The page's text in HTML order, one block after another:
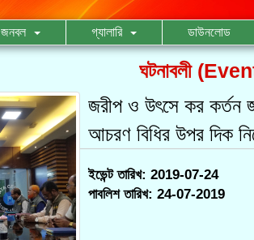
জনবল গ্যালারি ডাউনলোড
ঘটনাবলী
জরীপ ও উৎসে কর কর্তন
আচরণ বিধির উপর দিক
ইভেন্ট তারিখ: 2019-07-24
পাবলিশ তারিখ: 24-07-2019